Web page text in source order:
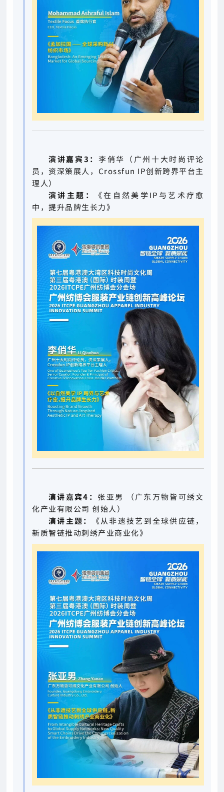
演讲嘉宾3：李俏华（广州十大时尚评论
员，资深策展人，Crossfun IP创新跨界平台主
理人）
演讲主题：
《在自然美学IP与艺术疗愈
中，提升品牌生长力》
演讲嘉宾4： 张亚男 （广东万物皆可绣文
化产业有限公司 创始人）
演讲主题：
《从非遗技艺到全球供应链，
新质智链推动刺绣产业商业化》